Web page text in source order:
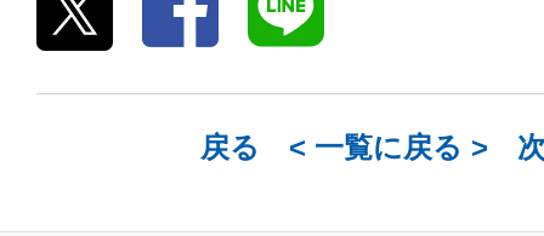
戻る < 一覧に戻る >